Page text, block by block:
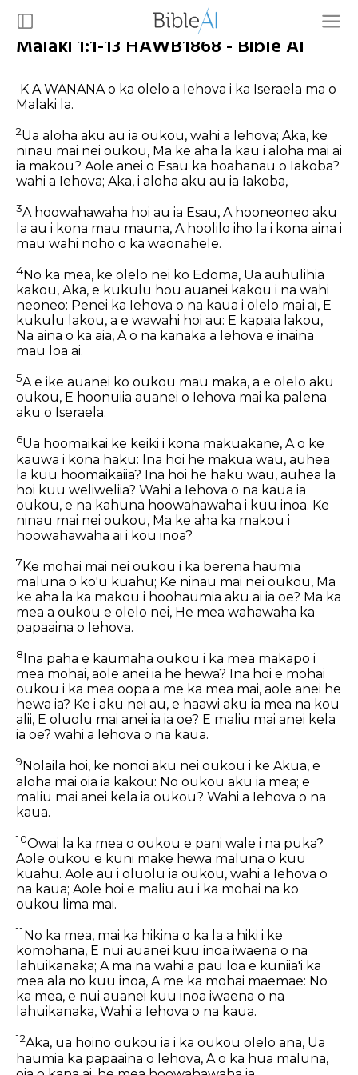
Malaki 1:1-13 HAWB1868 - Bible AI
1K A WANANA o ka olelo a Iehova i ka Iseraela ma o
Malaki la.
2Ua aloha aku au ia oukou, wahi a Iehova; Aka, ke
ninau mai nei oukou, Ma ke aha la kau i aloha mai ai
ia makou? Aole anei o Esau ka hoahanau o Iakoba?
wahi a Iehova; Aka, i aloha aku au ia Iakoba,
3A hoowahawaha hoi au ia Esau, A hooneoneo aku
la au i kona mau mauna, A hoolilo iho la i kona aina i
mau wahi noho o ka waonahele.
4No ka mea, ke olelo nei ko Edoma, Ua auhulihia
kakou, Aka, e kukulu hou auanei kakou i na wahi
neoneo: Penei ka Iehova o na kaua i olelo mai ai, E
kukulu lakou, a e wawahi hoi au: E kapaia lakou,
Na aina o ka aia, A o na kanaka a Iehova e inaina
mau loa ai.
5A e ike auanei ko oukou mau maka, a e olelo aku
oukou, E hoonuiia auanei o Iehova mai ka palena
aku o Iseraela.
6Ua hoomaikai ke keiki i kona makuakane, A o ke
kauwa i kona haku: Ina hoi he makua wau, auhea
la kuu hoomaikaiia? Ina hoi he haku wau, auhea la
hoi kuu weliweliia? Wahi a Iehova o na kaua ia
oukou, e na kahuna hoowahawaha i kuu inoa. Ke
ninau mai nei oukou, Ma ke aha ka makou i
hoowahawaha ai i kou inoa?
7Ke mohai mai nei oukou i ka berena haumia
maluna o ko'u kuahu; Ke ninau mai nei oukou, Ma
ke aha la ka makou i hoohaumia aku ai ia oe? Ma ka
mea a oukou e olelo nei, He mea wahawaha ka
papaaina o Iehova.
8 Ina paha e kaumaha oukou i ka mea makapo i
mea mohai, aole anei ia he hewa? Ina hoi e mohai
oukou i ka mea oopa a me ka mea mai, aole anei he
hewa ia? Ke i aku nei au, e haawi aku ia mea na kou
alii, E oluolu mai anei ia ia oe? E maliu mai anei kela
ia oe? wahi a Iehova o na kaua.
9 Nolaila hoi, ke nonoi aku nei oukou i ke Akua, e
aloha mai oia ia kakou: No oukou aku ia mea; e
maliu mai anei kela ia oukou? Wahi a Iehova o na
kaua.
10Owai la ka mea o oukou e pani wale i na puka?
Aole oukou e kuni make hewa maluna o kuu
kuahu. Aole au i oluolu ia oukou, wahi a Iehova o
na kaua; Aole hoi e maliu au i ka mohai na ko
oukou lima mai.
11 No ka mea, mai ka hikina o ka la a hiki i ke
komohana, E nui auanei kuu inoa iwaena o na
lahuikanaka; A ma na wahi a pau loa e kuniia'i ka
mea ala no kuu inoa, A me ka mohai maemae: No
ka mea, e nui auanei kuu inoa iwaena o na
lahuikanaka, Wahi a Iehova o na kaua.
12Aka, ua hoino oukou ia i ka oukou olelo ana, Ua
haumia ka papaaina o Iehova, A o ka hua maluna,